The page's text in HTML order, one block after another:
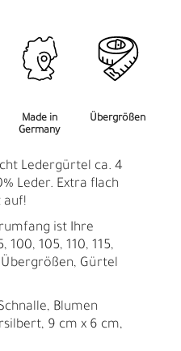
Made in
Germany
Übergrößen
Ledergürtel ca. 4
Leder. Extra flach
auf!
ist Ihre
105, 110, 115,
Gürtel
Blumen
9 cm x 6 cm,